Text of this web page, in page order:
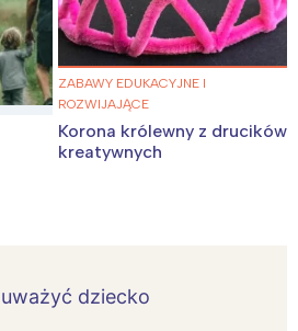
ZABAWY EDUKACYJNE I
ROZWIJAJĄCE
Korona królewny z drucików
kreatywnych